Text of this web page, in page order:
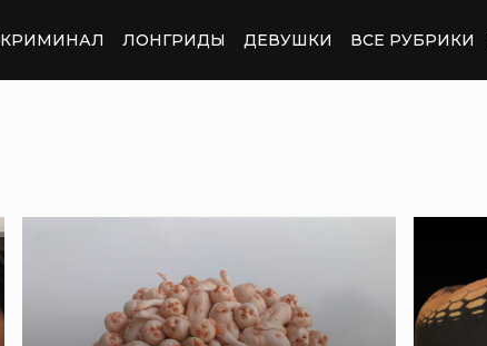
КРИМИНАЛ ЛОНГРИДЫ ДЕВУШКИ ВСЕ РУБРИКИ